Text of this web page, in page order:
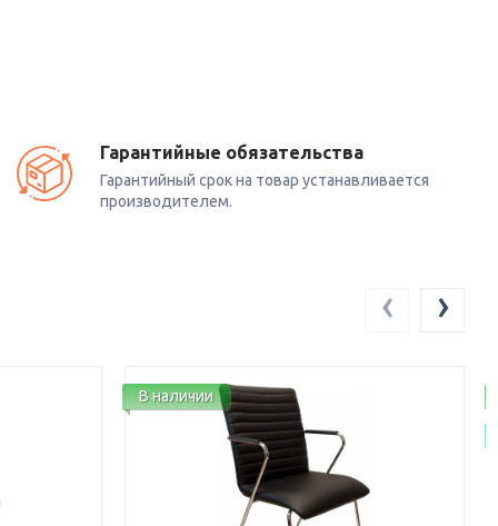
Гарантийные обязательства
Гарантийный срок на товар устанавливается
производителем.
В наличии
‹ ›